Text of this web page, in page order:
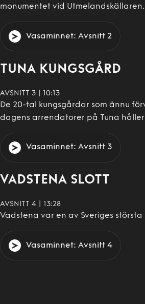
monumentet vid Utmelandskällaren.
Vasaminnet: Avsnitt 2
TUNA KUNGSGÅRD
AVSNITT 3 10:13
De 20-tal kungsgårdar som ännu
dagens arrendatorer på Tuna
Vasaminnet: Avsnitt 3
VADSTENA SLOTT
AVSNITT 4 13:28
Vadstena var en av Sveriges
Vasaminnet: Avsnitt 4